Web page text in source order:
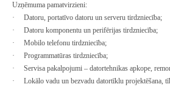
Uzņēmuma pamatvirzieni:
· Datoru, portatīvo datoru un serveru tirdzniecība;
· Datoru komponentu un perifērijas tirdzniecība;
· Mobilo telefonu tirdzniecība;
· Programmatūras tirdzniecība;
· Servisa pakalpojumi – datortehnikas apkope,
· Lokālo vadu un bezvadu datortīklu projektēšana,